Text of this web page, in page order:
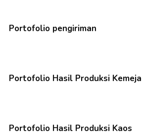
Portofolio pengiriman
Portofolio Hasil Produksi Kemeja
Portofolio Hasil Produksi Kaos